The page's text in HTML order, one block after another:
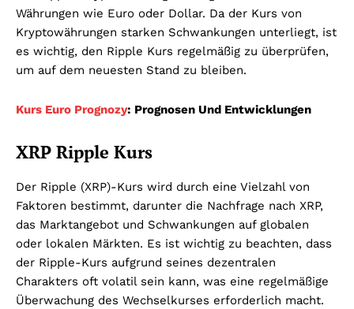
Währungen wie Euro oder Dollar. Da der Kurs von
Kryptowährungen starken Schwankungen unterliegt, ist
es wichtig, den Ripple Kurs regelmäßig zu überprüfen,
um auf dem neuesten Stand zu bleiben.
Kurs Euro Prognozy: Prognosen Und Entwicklungen
XRP Ripple Kurs
Der Ripple (XRP)-Kurs wird durch eine Vielzahl von
Faktoren bestimmt, darunter die Nachfrage nach XRP,
das Marktangebot und Schwankungen auf globalen
oder lokalen Märkten. Es ist wichtig zu beachten, dass
der Ripple-Kurs aufgrund seines dezentralen
Charakters oft volatil sein kann, was eine regelmäßige
Überwachung des Wechselkurses erforderlich macht.